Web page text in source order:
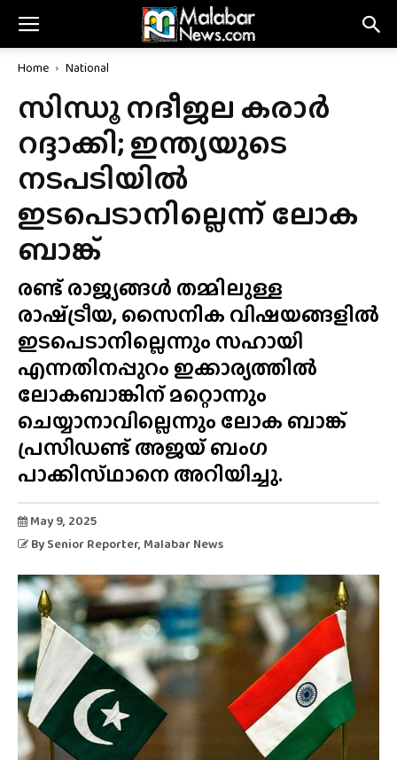
Home National
സിന്ധൂ നദീജല കരാർ
റദ്ദാക്കി; ഇന്ത്യയുടെ
നടപടിയിൽ
ഇടപെടാനില്ലെന്ന് ലോക
ബാങ്ക്
രണ്ട് രാജ്യങ്ങൾ തമ്മിലുള്ള
രാഷ്‌ട്രീയ, സൈനിക വിഷയങ്ങളിൽ
ഇടപെടാനില്ലെന്നും സഹായി
എന്നതിനപ്പുറം ഇക്കാര്യത്തിൽ
ലോകബാങ്കിന് മറ്റൊന്നും
ചെയ്യാനാവില്ലെന്നും ലോക ബാങ്ക്
പ്രസിഡണ്ട് അജയ് ബംഗ
പാക്കിസ്‌ഥാനെ അറിയിച്ചു.
May 9, 2025
By Senior Reporter, Malabar News